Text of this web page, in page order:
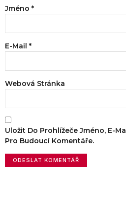
Jméno *
E-Mail *
Webová Stránka
Uložit Do Prohlížeče Jméno, E-
Pro Budoucí Komentáře.